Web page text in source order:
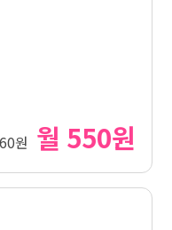
원 월 550원